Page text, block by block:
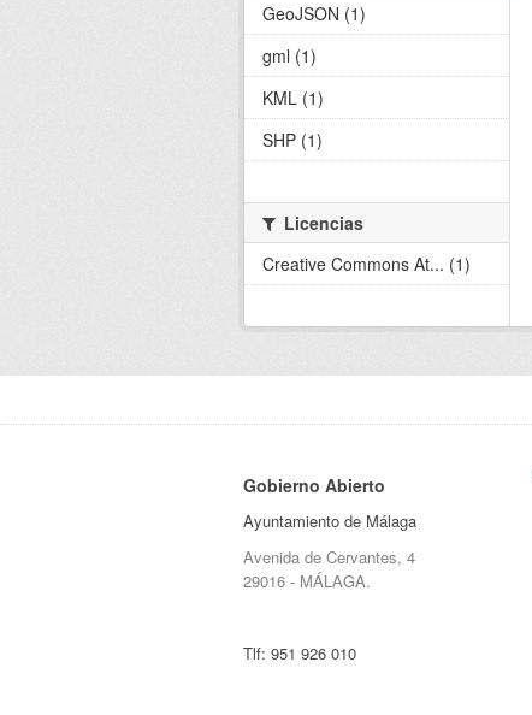
GeoJSON (1)
gml (1)
KML (1)
SHP (1)
Licencias
Creative Commons At... (1)
Gobierno Abierto
Ayuntamiento de Málaga
Avenida de Cervantes, 4
29016 - MÁLAGA.
Tlf: 951 926 010